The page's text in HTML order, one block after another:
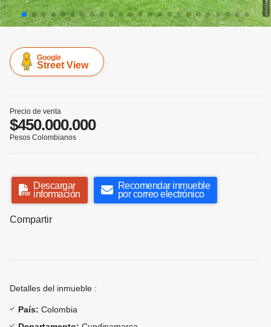
Google
Street View
Precio de venta
$450.000.000
Pesos Colombianos
Descargar
información
Recomendar inmueble
por correo electrónico
Compartir
Detalles del inmueble :
País: Colombia